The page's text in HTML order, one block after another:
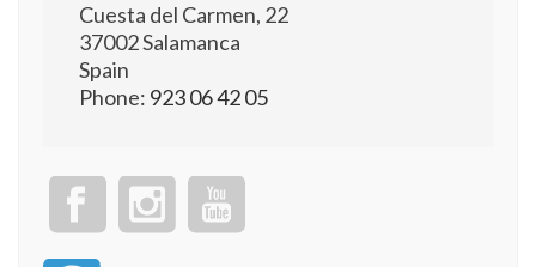
Cuesta del Carmen, 22
37002Salamanca
Spain
Phone: 923 06 42 05